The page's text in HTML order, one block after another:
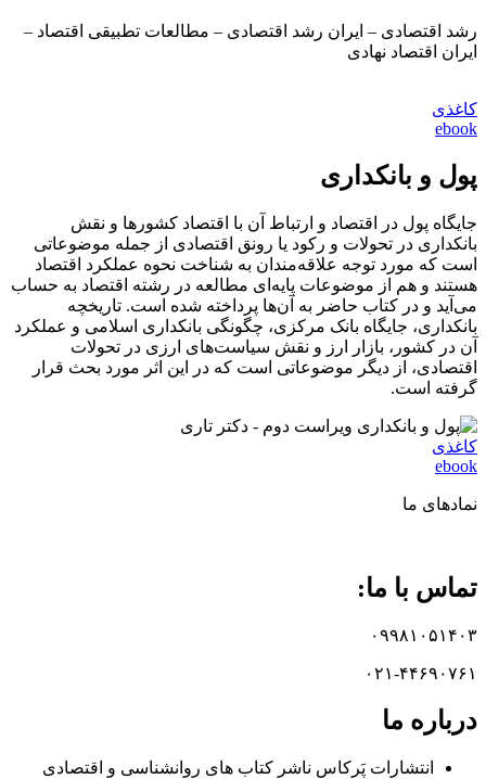
رشد اقتصادی – ایران رشد اقتصادی – مطالعات تطبیقی اقتصاد –
ایران اقتصاد نهادی
کاغذی
ebook
پول و بانکداری
جایگاه پول در اقتصاد و ارتباط آن با اقتصاد کشورها و نقش
بانکداری در تحولات و رکود یا رونق اقتصادی از جمله موضوعاتی
است که مورد توجه علاقه‌مندان به شناخت نحوه عملکرد اقتصاد
هستند و هم از موضوعات پایه‌ای مطالعه در رشته اقتصاد به حساب
می‌آید و در کتاب حاضر به آن‌ها پرداخته شده است. تاریخچه
بانکداری، جایگاه بانک مرکزی، چگونگی بانکداری اسلامی و عملکرد
آن در کشور، بازار ارز و نقش سیاست‌های ارزی در تحولات
اقتصادی، از دیگر موضوعاتی است که در این اثر مورد بحث قرار
گرفته است.
کاغذی
ebook
نماد‌های ما
تماس با ما:
۰۹۹۸۱۰۵۱۴۰۳
۰۲۱-۴۴۶۹۰۷۶۱
درباره ما
انتشارات پَرکاس ناشر کتاب های روانشناسی و اقتصادی